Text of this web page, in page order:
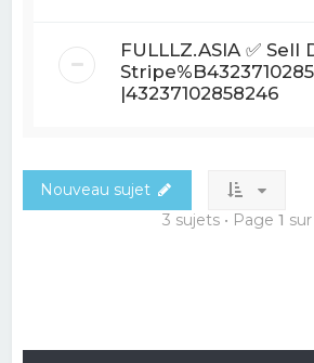
FULLLZ.ASIA ✅
|43237102858246
Nouveau sujet
3 sujets • Page 1 sur